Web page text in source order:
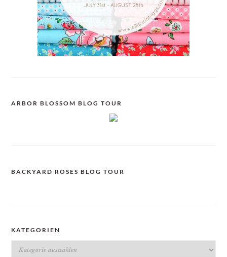
ARBOR BLOSSOM BLOG TOUR
BACKYARD ROSES BLOG TOUR
KATEGORIEN
Kategorien